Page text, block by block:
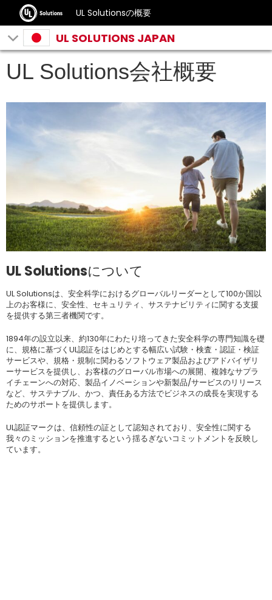
UL Solutionsの概要
UL SOLUTIONS JAPAN
UL Solutions会社概要
UL Solutionsについて
UL Solutionsは、安全科学におけるグローバルリーダーとして100か国以
上のお客様に、安全性、セキュリティ、サステナビリティに関する支援
を提供する第三者機関です。
1894年の設立以来、約130年にわたり培ってきた安全科学の専門知識を礎
に、規格に基づくUL認証をはじめとする幅広い試験・検査・認証・検証
サービスや、規格・規制に関わるソフトウェア製品およびアドバイザリ
ーサービスを提供し、お客様のグローバル市場への展開、複雑なサプラ
イチェーンへの対応、製品イノベーションや新製品/サービスのリリース
など、サステナブル、かつ、責任ある方法でビジネスの成長を実現する
ためのサポートを提供します。
UL認証マークは、信頼性の証として認知されており、安全性に関する
我々のミッションを推進するという揺るぎないコミットメントを反映し
ています。